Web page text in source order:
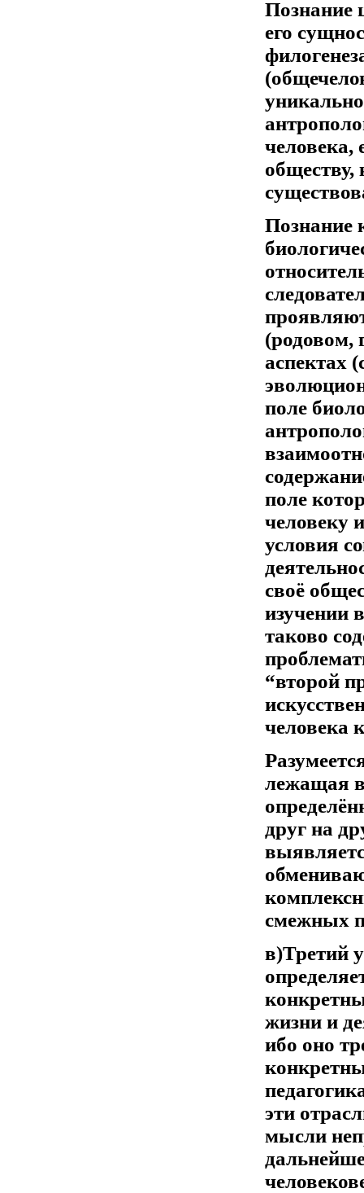
Познание
его
человека,
обществу,
Познание
(родовом,
аспектах
поле
поле
человеку
условия
своё
изучении
таково
“второй
человека
лежащая в
друг на
смежных
в)Третий
жизни и
ибо оно
эти
мысли